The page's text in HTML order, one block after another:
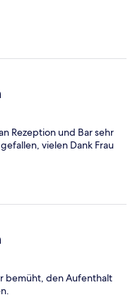
Rezeption und Bar sehr
vielen Dank Frau
bemüht, den Aufenthalt